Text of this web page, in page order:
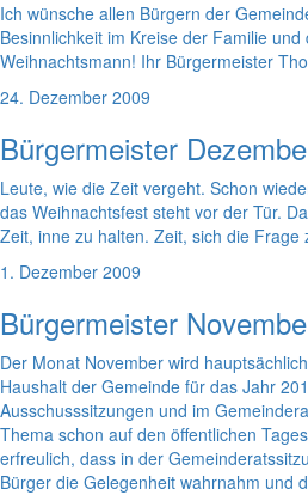
Ich wünsche allen Bürgern der
Besinnlichkeit im Kreise der Familie
Weihnachtsmann! Ihr Bürgermeister
24. Dezember 2009
Bürgermeister
Leute, wie die Zeit vergeht. Schon
das Weihnachtsfest steht vor der Tür.
Zeit, inne zu halten. Zeit, sich die Frage
1. Dezember 2009
Bürgermeister
Der Monat November wird
Haushalt der Gemeinde für das Jahr
Ausschusssitzungen und im
Thema schon auf den öffentlichen
erfreulich, dass in der
Bürger die Gelegenheit wahrnahm und